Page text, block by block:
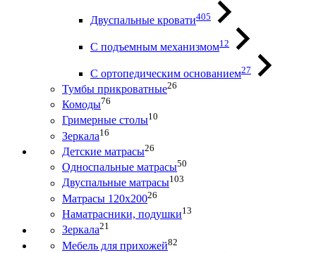
Двуспальные кровати405
С подъемным механизмом12
С ортопедическим основанием27
Тумбы прикроватные26
Комоды76
Гримерные столы10
Зеркала16
Детские матрасы26
Односпальные матрасы50
Двуспальные матрасы103
Матрасы 120х20026
Наматрасники, подушки13
Зеркала21
Мебель для прихожей82